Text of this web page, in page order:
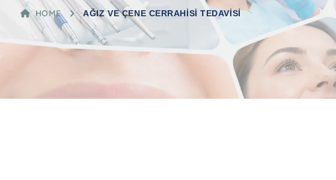
HOME AĞIZ VE ÇENE CERRAHİSİ TEDAVİSİ